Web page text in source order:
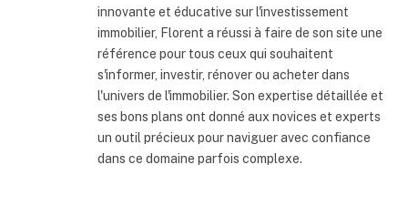
innovante et éducative sur l'investissement
immobilier, Florent a réussi à faire de son site une
référence pour tous ceux qui souhaitent
s'informer, investir, rénover ou acheter dans
l'univers de l'immobilier. Son expertise détaillée et
ses bons plans ont donné aux novices et experts
un outil précieux pour naviguer avec confiance
dans ce domaine parfois complexe.